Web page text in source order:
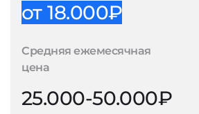
от 18.000₽
Средняя ежемесячная
цена
25.000-50.000₽